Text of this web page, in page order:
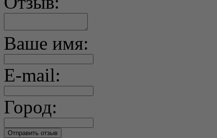
Ваше имя:
E-mail:
Город: